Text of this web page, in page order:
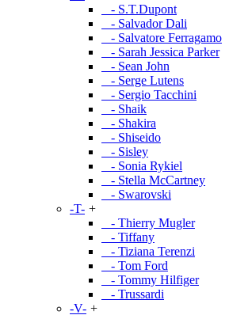
- S.T.Dupont
- Salvador Dali
- Salvatore Ferragamo
- Sarah Jessica Parker
- Sean John
- Serge Lutens
- Sergio Tacchini
- Shaik
- Shakira
- Shiseido
- Sisley
- Sonia Rykiel
- Stella McCartney
- Swarovski
-T- +
- Thierry Mugler
- Tiffany
- Tiziana Terenzi
- Tom Ford
- Tommy Hilfiger
- Trussardi
-V- +